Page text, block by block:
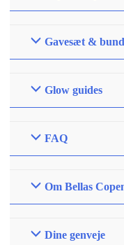
Gavesæt &
Glow guides
FAQ
Om Bellas
Dine genveje